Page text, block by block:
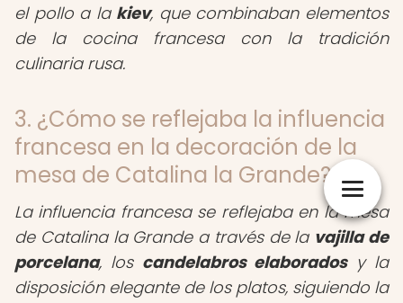
el pollo a la kiev, que combinaban elementos
de la cocina francesa con la tradición
culinaria rusa.
3. ¿Cómo se reflejaba la influencia
francesa en la decoración de la
mesa de Catalina la Grande?
La influencia francesa se reflejaba en la mesa
de Catalina la Grande a través de la vajilla de
porcelana, los candelabros elaboradosy la
disposición elegante de los platos, siguiendo la